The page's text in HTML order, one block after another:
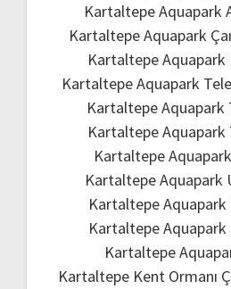
Kartaltepe Aquapark
Kartaltepe Aquapark
Kartaltepe Aquapark
Kartaltepe Aquapark
Kartaltepe Aquapark
Kartaltepe Aquapark
Kartaltepe
Kartaltepe Aquapark
Kartaltepe Aquapark
Kartaltepe
Kartaltepe
Kartaltepe Kent Ormanı